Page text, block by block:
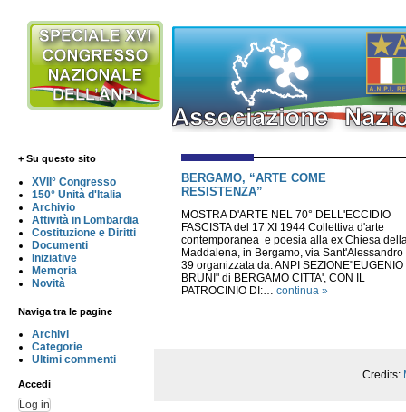
+ Su questo sito
XVII° Congresso
150° Unità d'Italia
Archivio
Attività in Lombardia
Costituzione e Diritti
Documenti
Iniziative
Memoria
Novità
Naviga tra le pagine
Archivi
Categorie
Ultimi commenti
Accedi
Log in
BERGAMO, “ARTE COME
RESISTENZA”
MOSTRA D'ARTE NEL 70° DELL'ECCIDIO
FASCISTA del 17 XI 1944 Collettiva d'arte
contemporanea e poesia alla ex Chiesa
Maddalena, in Bergamo, via Sant'Alessandro
39 organizzata da: ANPI SEZIONE"EUGENIO
BRUNI" di BERGAMO CITTA', CON IL
PATROCINIO DI:… continua »
Credits: